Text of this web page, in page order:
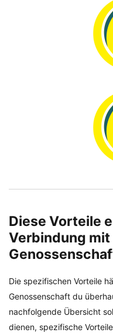
Diese Vorteile
Verbindung mit
Die spezifischen Vorteile
Genossenschaft du
nachfolgende Übersicht
dienen, spezifische